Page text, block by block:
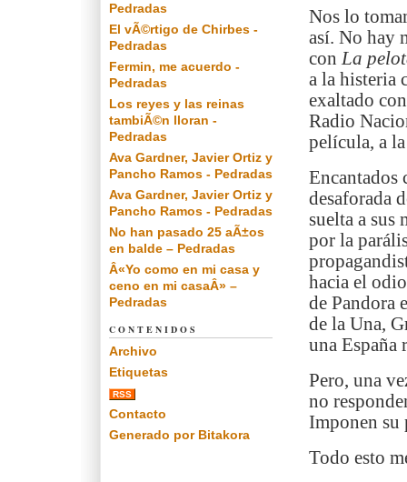
Nos lo
así. No hay
con La
a la histeria
exaltado
Radio
película, a
Encantados
desaforada
suelta a sus
por la
hacia el
de Pandora
de la Una,
una España
Pero, una
no
Imponen su
Todo esto
Pedradas
El vÃ©rtigo de Chirbes -
Pedradas
Fermin, me acuerdo -
Pedradas
Los reyes y las reinas
tambiÃ©n lloran -
Pedradas
Ava Gardner, Javier Ortiz y
Pancho Ramos - Pedradas
Ava Gardner, Javier Ortiz y
Pancho Ramos - Pedradas
No han pasado 25 aÃ±os
en balde – Pedradas
Â«Yo como en mi casa y
ceno en mi casaÂ» –
Pedradas
CONTENIDOS
Archivo
Etiquetas
RSS
Contacto
Generado por Bitakora